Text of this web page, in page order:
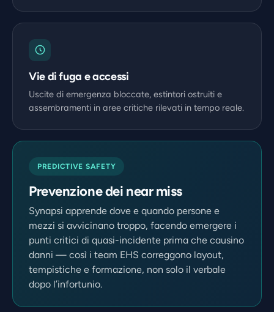
Vie di fuga e accessi
Uscite di emergenza bloccate, estintori ostruiti e
assembramenti in aree critiche rilevati in tempo reale.
PREDICTIVE SAFETY
Prevenzione dei near miss
Synapsi apprende dove e quando persone e
mezzi si avvicinano troppo, facendo emergere i
punti critici di quasi-incidente prima che causino
danni — così i team EHS correggono layout,
tempistiche e formazione, non solo il verbale
dopo l’infortunio.